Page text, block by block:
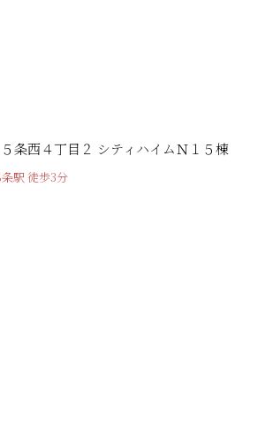
条西４丁目２ シティハイムＮ１５棟
駅 徒歩3分